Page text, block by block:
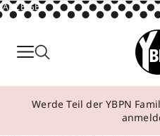
ANZEIGE
Parfum
Make-up
Werde Teil der YBPN